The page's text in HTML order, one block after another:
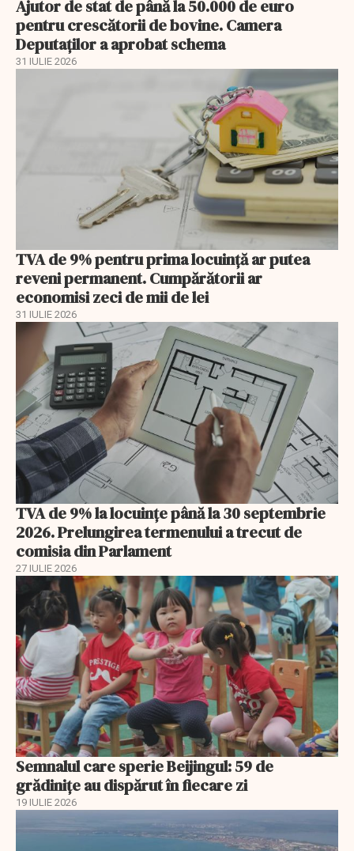
Ajutor de stat de până la 50.000 de euro
pentru crescătorii de bovine. Camera
Deputaților a aprobat schema
31 IULIE 2026
TVA de 9% pentru prima locuință ar putea
reveni permanent. Cumpărătorii ar
economisi zeci de mii de lei
31 IULIE 2026
TVA de 9% la locuințe până la 30 septembrie
2026. Prelungirea termenului a trecut de
comisia din Parlament
27 IULIE 2026
Semnalul care sperie Beijingul: 59 de
grădinițe au dispărut în fiecare zi
19 IULIE 2026